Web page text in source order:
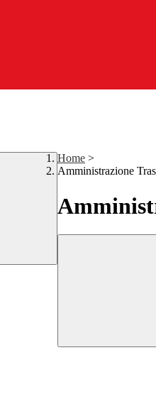
Home >
Amministrazione